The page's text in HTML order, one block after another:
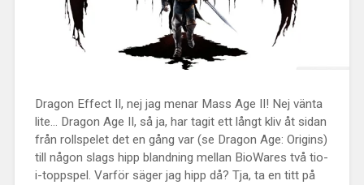
Dragon Effect II, nej jag menar Mass Age II! Nej vänta
lite... Dragon Age II, så ja, har tagit ett långt kliv åt sidan
från rollspelet det en gång var (se Dragon Age: Origins)
till någon slags hipp blandning mellan BioWares två tio-
i-toppspel. Varför säger jag hipp då? Tja, ta en titt på